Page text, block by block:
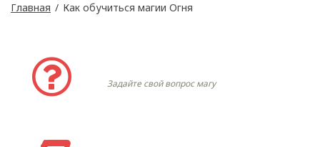
Главная / Как обучиться магии Огня
Задайте свой вопрос магу